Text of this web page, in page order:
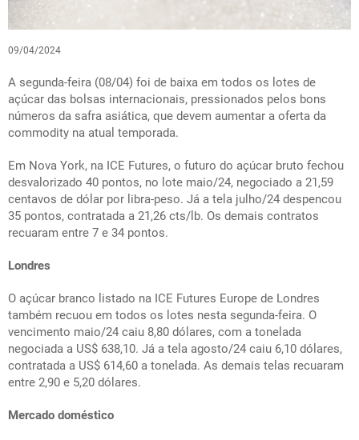
09/04/2024
A segunda-feira (08/04) foi de baixa em todos os lotes de
açúcar das bolsas internacionais, pressionados pelos bons
números da safra asiática, que devem aumentar a oferta da
commodity na atual temporada.
Em Nova York, na ICE Futures, o futuro do açúcar bruto fechou
desvalorizado 40 pontos, no lote maio/24, negociado a 21,59
centavos de dólar por libra-peso. Já a tela julho/24 despencou
35 pontos, contratada a 21,26 cts/lb. Os demais contratos
recuaram entre 7 e 34 pontos.
Londres
O açúcar branco listado na ICE Futures Europe de Londres
também recuou em todos os lotes nesta segunda-feira. O
vencimento maio/24 caiu 8,80 dólares, com a tonelada
negociada a US$ 638,10. Já a tela agosto/24 caiu 6,10 dólares,
contratada a US$ 614,60 a tonelada. As demais telas recuaram
entre 2,90 e 5,20 dólares.
Mercado doméstico